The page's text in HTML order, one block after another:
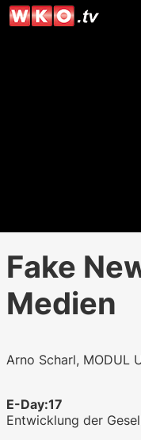
Fake
Medien
Arno Scharl, MODUL
E-Day:17
Entwicklung der